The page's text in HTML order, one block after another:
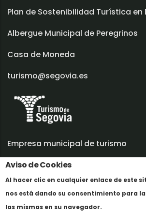
Aviso de Cookies
Al hacer clic en cualquier enlace de este
nos está dando su consentimiento para
las mismas en su navegador.
Plan de Sostenibilidad Turística en
Albergue Municipal de Peregrinos
Casa de Moneda
turismo@segovia.es
Empresa municipal de turismo
Trabaja con nosotros
Informes y documentación
Perfil del contratante